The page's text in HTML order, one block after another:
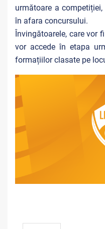
următoare a
în afara concursului.
Învingătoarele, care vor
vor accede în etapa
formațiilor clasate pe